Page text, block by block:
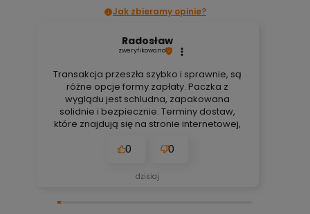
Jak zbieramy opinie?
Radosław
zweryfikowano
Transakcja przeszła szybko i sprawnie, są
różne opcje formy zapłaty. Paczka z
wyglądu jest schludna, zapakowana
solidnie i bezpiecznie. Terminy dostaw,
które znajdują się na stronie internetowej,
nie zawiodłem, wyjątkowo rzetelna firma.
0 0
dzisiaj